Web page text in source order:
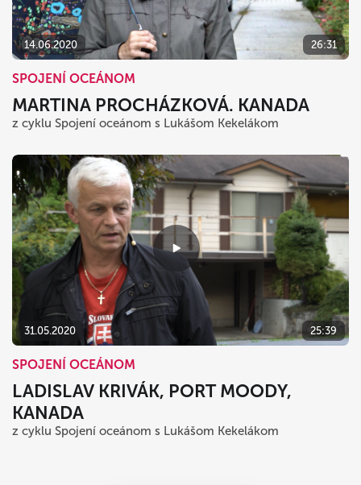
14.06.2020 26:31
SPOJENÍ OCEÁNOM
MARTINA PROCHÁZKOVÁ. KANADA
z cyklu Spojení oceánom s Lukášom Kekelákom
31.05.2020 25:39
SPOJENÍ OCEÁNOM
LADISLAV KRIVÁK, PORT MOODY,
KANADA
z cyklu Spojení oceánom s Lukášom Kekelákom